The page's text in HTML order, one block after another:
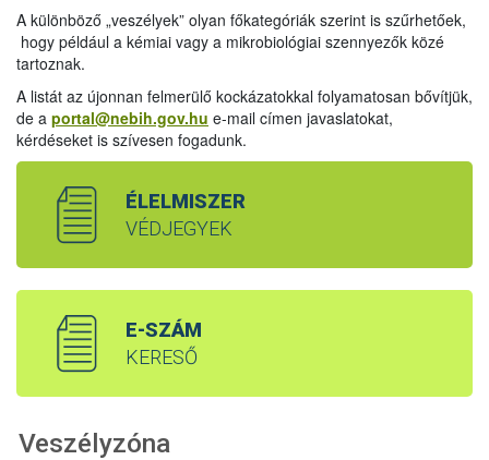
A különböző „veszélyek” olyan főkategóriák szerint is szűrhetőek,
hogy például a kémiai vagy a mikrobiológiai szennyezők közé
tartoznak.
A listát az újonnan felmerülő kockázatokkal folyamatosan bővítjük,
de a portal@nebih.gov.hu e-mail címen javaslatokat,
kérdéseket is szívesen fogadunk.
ÉLELMISZER
VÉDJEGYEK
E-SZÁM
KERESŐ
Veszélyzóna